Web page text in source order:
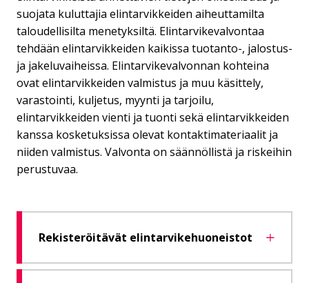
suojata kuluttajia elintarvikkeiden aiheuttamilta
taloudellisilta menetyksiltä. Elintarvikevalvontaa
tehdään elintarvikkeiden kaikissa tuotanto-, jalostus-
ja jakeluvaiheissa. Elintarvikevalvonnan kohteina
ovat elintarvikkeiden valmistus ja muu käsittely,
varastointi, kuljetus, myynti ja tarjoilu,
elintarvikkeiden vienti ja tuonti sekä elintarvikkeiden
kanssa kosketuksissa olevat kontaktimateriaalit ja
niiden valmistus. Valvonta on säännöllistä ja riskeihin
perustuvaa.
Rekisteröitävät elintarvikehuoneistot